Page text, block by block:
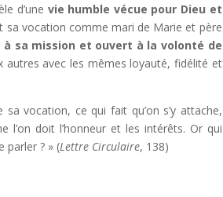
d’une vie humble vécue pour Dieu et
sa vocation comme mari de Marie et père
sa mission et ouvert à la volonté de
autres avec les mêmes loyauté, fidélité et
vocation, ce qui fait qu’on s’y attache,
l’on doit l’honneur et les intérêts. Or qui
parler ? » (Lettre Circulaire, 138)